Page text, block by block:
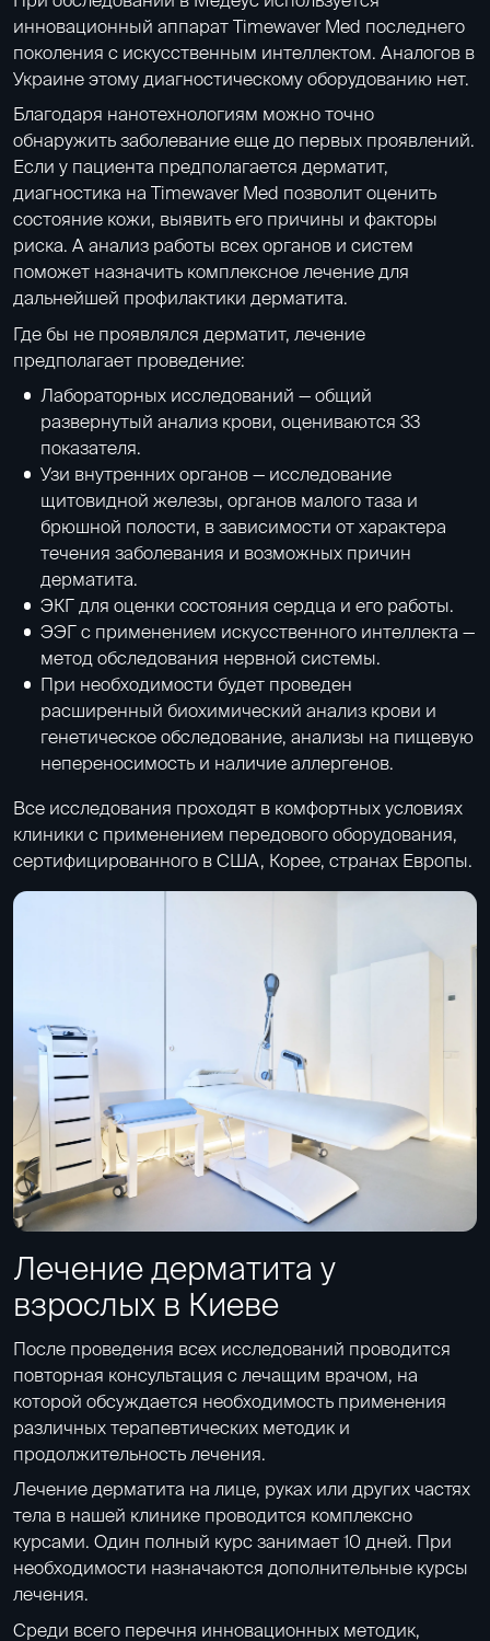
инновационный аппарат Timewaver Med последнего
поколения с искусственным интеллектом. Аналогов в
Украине этому диагностическому оборудованию нет.
Благодаря нанотехнологиям можно точно
обнаружить заболевание еще до первых проявлений.
Если у пациента предполагается дерматит,
диагностика на Timewaver Med позволит оценить
состояние кожи, выявить его причины и факторы
риска. А анализ работы всех органов и систем
поможет назначить комплексное лечение для
дальнейшей профилактики дерматита.
Где бы не проявлялся дерматит, лечение
предполагает проведение:
Лабораторных исследований — общий
развернутый анализ крови, оцениваются 33
показателя.
Узи внутренних органов — исследование
щитовидной железы, органов малого таза и
брюшной полости, в зависимости от характера
течения заболевания и возможных причин
дерматита.
ЭКГ для оценки состояния сердца и его работы.
ЭЭГ с применением искусственного интеллекта —
метод обследования нервной системы.
При необходимости будет проведен
расширенный биохимический анализ крови и
генетическое обследование,анализы на пищевую
непереносимость и наличие аллергенов.
Все исследования проходят в комфортных условиях
клиники с применением передового оборудования,
сертифицированного в США, Корее, странах Европы.
Лечение дерматита у
взрослых в Киеве
После проведения всех исследований проводится
повторная консультация с лечащим врачом, на
которой обсуждается необходимость применения
различных терапевтических методик и
продолжительность лечения.
Лечение дерматита на лице, руках или других частях
тела в нашей клинике проводится комплексно
курсами. Один полный курс занимает 10 дней. При
необходимости назначаются дополнительные курсы
лечения.
Среди всего перечня инновационных методик,